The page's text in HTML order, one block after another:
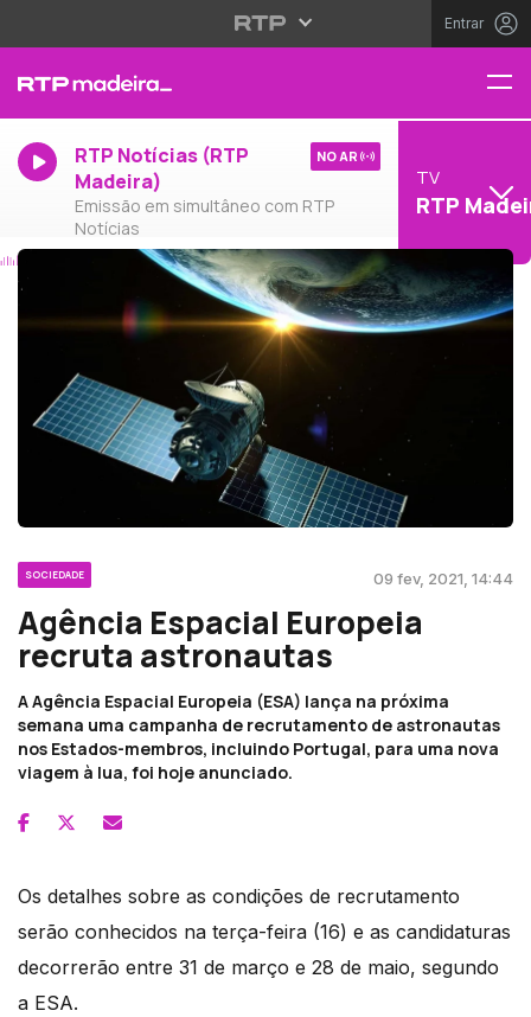
Entrar
RTP Notícias (RTP
Madeira)
Emissão em simultâneo com RTP
Notícias
NO AR
TV
RTP
SOCIEDADE 09 fev, 2021, 14:44
Agência Espacial Europeia
recruta astronautas
A Agência Espacial Europeia (ESA) lança na próxima
semana uma campanha de recrutamento de astronautas
nos Estados-membros, incluindo Portugal, para uma nova
viagem à lua, foi hoje anunciado.
Os detalhes sobre as condições de recrutamento
serão conhecidos na terça-feira (16) e as candidaturas
decorrerão entre 31 de março e 28 de maio, segundo
a ESA.